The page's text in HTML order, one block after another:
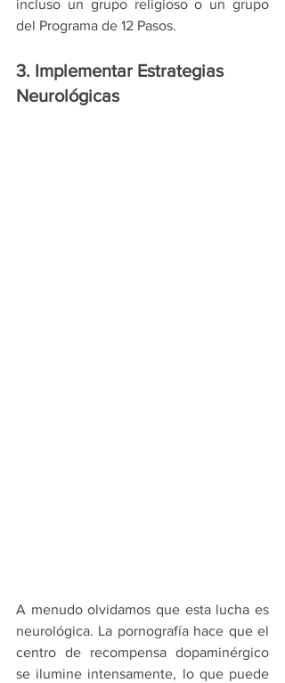
incluso un grupo religioso o un grupo
del Programa de 12 Pasos.
3. Implementar Estrategias
Neurológicas
A menudo olvidamos que esta lucha es
neurológica. La pornografía hace que el
centro de recompensa dopaminérgico
se ilumine intensamente, lo que puede